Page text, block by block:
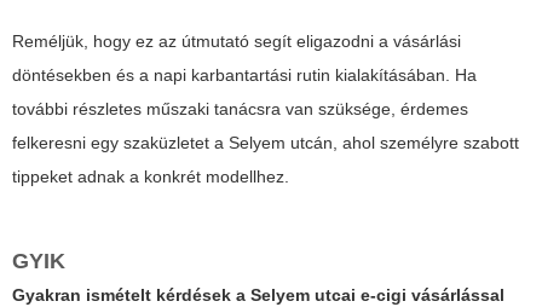
Reméljük, hogy ez az útmutató segít eligazodni a vásárlási
döntésekben és a napi karbantartási rutin kialakításában. Ha
további részletes műszaki tanácsra van szüksége, érdemes
felkeresni egy szaküzletet a Selyem utcán, ahol személyre szabott
tippeket adnak a konkrét modellhez.
GYIK
Gyakran ismételt kérdések a Selyem utcai e-cigi vásárlással